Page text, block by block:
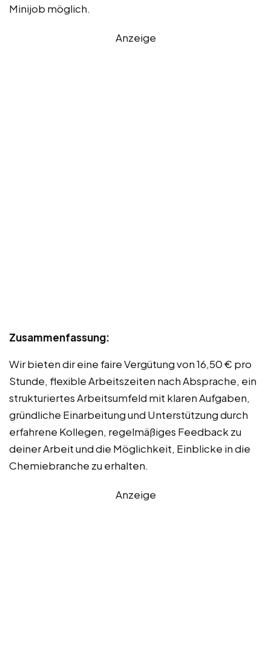
Minijob möglich.
Anzeige
Zusammenfassung:
Wir bieten dir eine faire Vergütung von 16,50 € pro
Stunde, flexible Arbeitszeiten nach Absprache, ein
strukturiertes Arbeitsumfeld mit klaren Aufgaben,
gründliche Einarbeitung und Unterstützung durch
erfahrene Kollegen, regelmäßiges Feedback zu
deiner Arbeit und die Möglichkeit, Einblicke in die
Chemiebranche zu erhalten.
Anzeige